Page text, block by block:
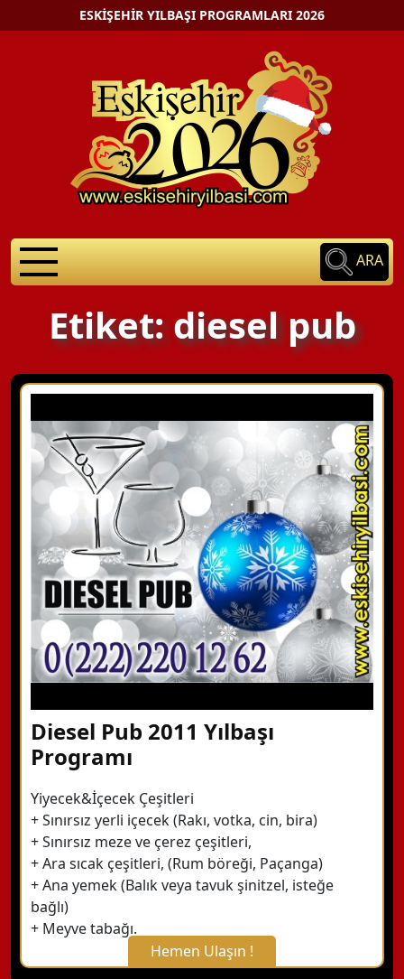
ESKIŞEHIR YILBAŞI PROGRAMLARI 2026
ARA
Etiket: diesel pub
Diesel Pub 2011 Yılbaşı
Programı
Yiyecek&İçecek Çeşitleri
+ Sınırsız yerli içecek (Rakı, votka, cin, bira)
+ Sınırsız meze ve çerez çeşitleri,
+ Ara sıcak çeşitleri, (Rum böreği, Paçanga)
+ Ana yemek (Balık veya tavuk şinitzel, isteğe
bağlı)
+ Meyve tabağı.
Hemen Ulaşın !